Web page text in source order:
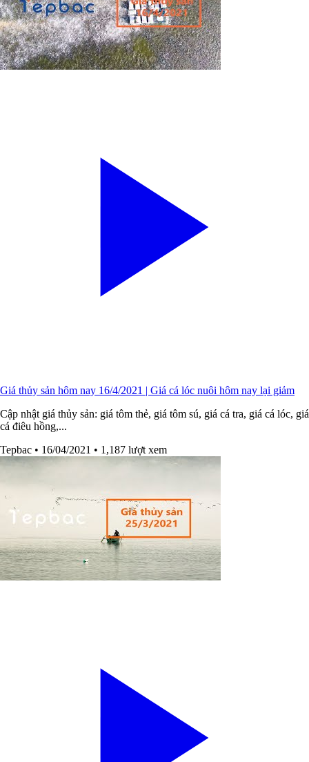
Giá thủy sản hôm nay 16/4/2021 | Giá cá lóc nuôi hôm nay lại giảm
Cập nhật giá thủy sản: giá tôm thẻ, giá tôm sú, giá cá tra, giá cá lóc, giá
cá điêu hồng,...
Tepbac • 16/04/2021 • 1,187 lượt xem